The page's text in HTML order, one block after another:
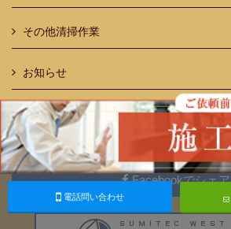
その他清掃作業
お知らせ
Twitterでシェア
Facebookでシェア
電話問い合わせ